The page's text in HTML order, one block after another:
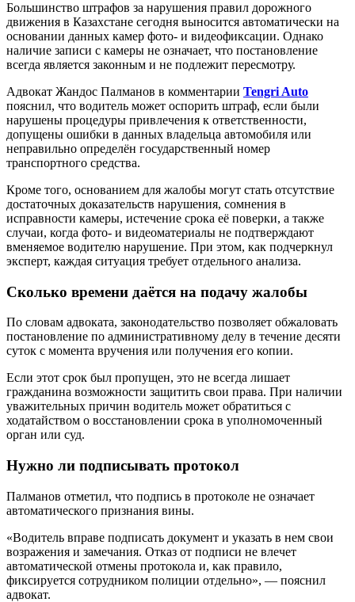
Большинство штрафов за нарушения правил дорожного
движения в Казахстане сегодня выносится автоматически на
основании данных камер фото- и видеофиксации. Однако
наличие записи с камеры не означает, что постановление
всегда является законным и не подлежит пересмотру.
Адвокат Жандос Палманов в комментарии Tengri Auto
пояснил, что водитель может оспорить штраф, если были
нарушены процедуры привлечения к ответственности,
допущены ошибки в данных владельца автомобиля или
неправильно определён государственный номер
транспортного средства.
Кроме того, основанием для жалобы могут стать отсутствие
достаточных доказательств нарушения, сомнения в
исправности камеры, истечение срока её поверки, а также
случаи, когда фото- и видеоматериалы не подтверждают
вменяемое водителю нарушение. При этом, как подчеркнул
эксперт, каждая ситуация требует отдельного анализа.
Сколько времени даётся на подачу жалобы
По словам адвоката, законодательство позволяет обжаловать
постановление по административному делу в течение десяти
суток с момента вручения или получения его копии.
Если этот срок был пропущен, это не всегда лишает
гражданина возможности защитить свои права. При наличии
уважительных причин водитель может обратиться с
ходатайством о восстановлении срока в уполномоченный
орган или суд.
Нужно ли подписывать протокол
Палманов отметил, что подпись в протоколе не означает
автоматического признания вины.
«Водитель вправе подписать документ и указать в нем свои
возражения и замечания. Отказ от подписи не влечет
автоматической отмены протокола и, как правило,
фиксируется сотрудником полиции отдельно», — пояснил
адвокат.